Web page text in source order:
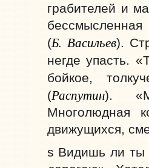
грабителей и
бессмысленная
(Б. Васильев).
негде упасть.
бойкое,
(Распутин).
Многолюдная
движущихся,
s Видишь ли ты